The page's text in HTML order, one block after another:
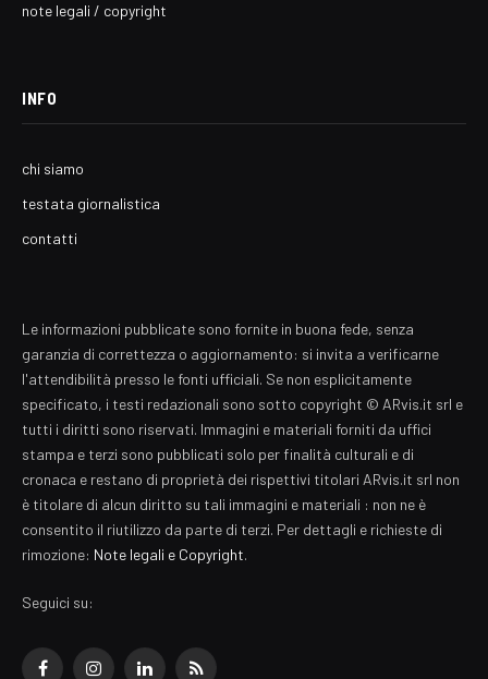
note legali / copyright
INFO
chi siamo
testata giornalistica
contatti
Le informazioni pubblicate sono fornite in buona fede, senza
garanzia di correttezza o aggiornamento: si invita a verificarne
l'attendibilità presso le fonti ufficiali. Se non esplicitamente
specificato, i testi redazionali sono sotto copyright © ARvis.it srl e
tutti i diritti sono riservati. Immagini e materiali forniti da uffici
stampa e terzi sono pubblicati solo per finalità culturali e di
cronaca e restano di proprietà dei rispettivi titolari ARvis.it srl non
è titolare di alcun diritto su tali immagini e materiali : non ne è
consentito il riutilizzo da parte di terzi. Per dettagli e richieste di
rimozione: Note legali e Copyright.
Seguici su: